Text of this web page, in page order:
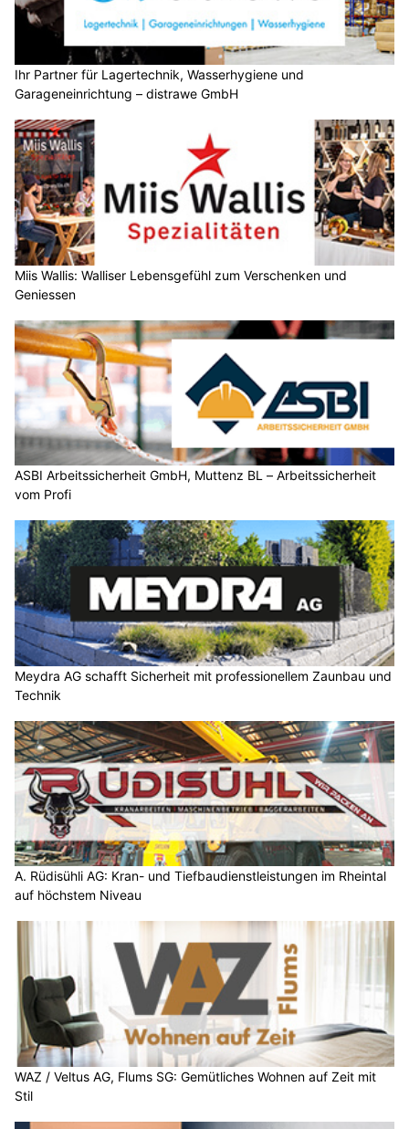
Ihr Partner für Lagertechnik, Wasserhygiene und
Garageneinrichtung – distrawe GmbH
Miis Wallis: Walliser Lebensgefühl zum Verschenken und
Geniessen
ASBI Arbeitssicherheit GmbH, Muttenz BL – Arbeitssicherheit
vom Profi
Meydra AG schafft Sicherheit mit professionellem Zaunbau und
Technik
A. Rüdisühli AG: Kran- und Tiefbaudienstleistungen im Rheintal
auf höchstem Niveau
WAZ / Veltus AG, Flums SG: Gemütliches Wohnen auf Zeit mit
Stil